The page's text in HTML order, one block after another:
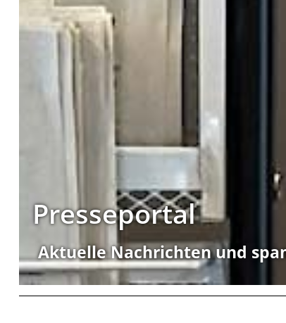
Presseportal
Aktuelle Nachrichten und